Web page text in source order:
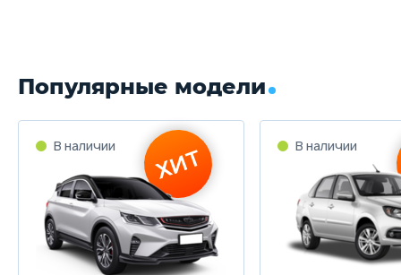
Популярные модели